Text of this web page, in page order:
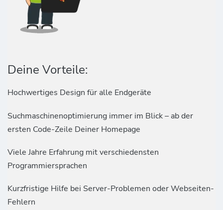
Deine Vorteile:
Hochwertiges Design für alle Endgeräte
Suchmaschinenoptimierung immer im Blick – ab der
ersten Code-Zeile Deiner Homepage
Viele Jahre Erfahrung mit verschiedensten
Programmiersprachen
Kurzfristige Hilfe bei Server-Problemen oder Webseiten-
Fehlern